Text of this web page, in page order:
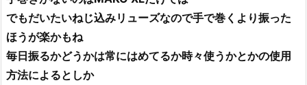
でもだいたいねじ込みリューズなので手で巻くより振った
ほうが楽かもね
毎日振るかどうかは常にはめてるか時々使うかとかの使用
方法によるとしか